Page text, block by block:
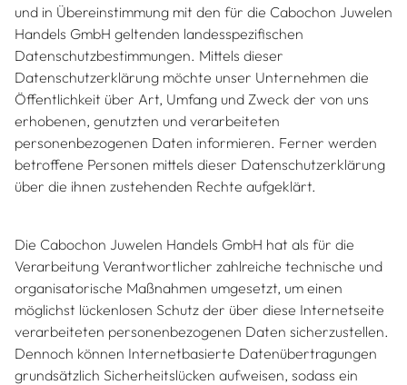
und in Übereinstimmung mit den für die Cabochon Juwelen
Handels GmbH geltenden landesspezifischen
Datenschutzbestimmungen. Mittels dieser
Datenschutzerklärung möchte unser Unternehmen die
Öffentlichkeit über Art, Umfang und Zweck der von uns
erhobenen, genutzten und verarbeiteten
personenbezogenen Daten informieren. Ferner werden
betroffene Personen mittels dieser Datenschutzerklärung
über die ihnen zustehenden Rechte aufgeklärt.
Die Cabochon Juwelen Handels GmbH hat als für die
Verarbeitung Verantwortlicher zahlreiche technische und
organisatorische Maßnahmen umgesetzt, um einen
möglichst lückenlosen Schutz der über diese Internetseite
verarbeiteten personenbezogenen Daten sicherzustellen.
Dennoch können Internetbasierte Datenübertragungen
grundsätzlich Sicherheitslücken aufweisen, sodass ein